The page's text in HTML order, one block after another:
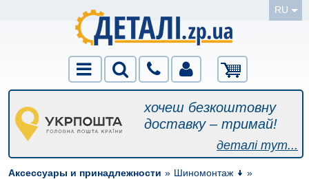
RU
хочеш безкоштовну
доставку – тримай!
деталі тут...
Аксессуары и принадлежности » Шиномонтаж
»